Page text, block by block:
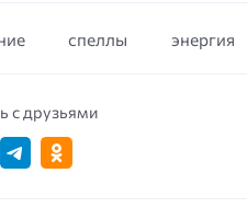
спеллы энергия
с друзьями